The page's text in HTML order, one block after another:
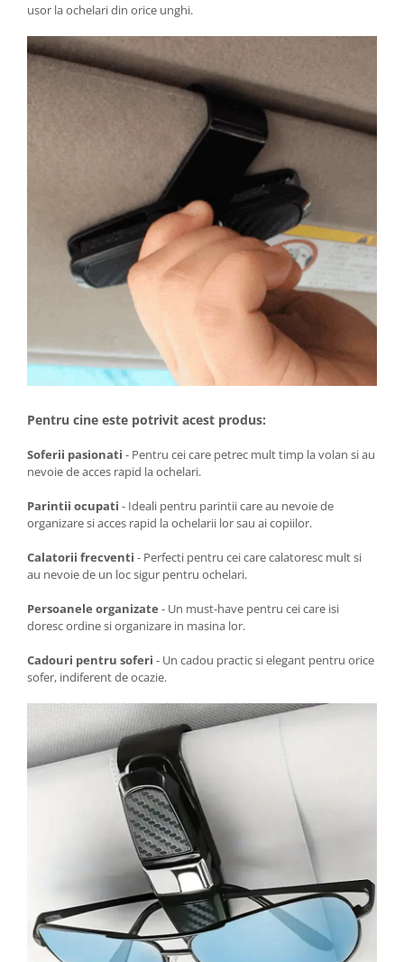
usor la ochelari din orice unghi.
Pentru cine este potrivit acest produs:
Soferii pasionati - Pentru cei care petrec mult timp la volan si au
nevoie de acces rapid la ochelari.
Parintii ocupati - Ideali pentru parintii care au nevoie de
organizare si acces rapid la ochelarii lor sau ai copiilor.
Calatorii frecventi - Perfecti pentru cei care calatoresc mult si
au nevoie de un loc sigur pentru ochelari.
Persoanele organizate - Un must-have pentru cei care isi
doresc ordine si organizare in masina lor.
Cadouri pentru soferi - Un cadou practic si elegant pentru orice
sofer, indiferent de ocazie.